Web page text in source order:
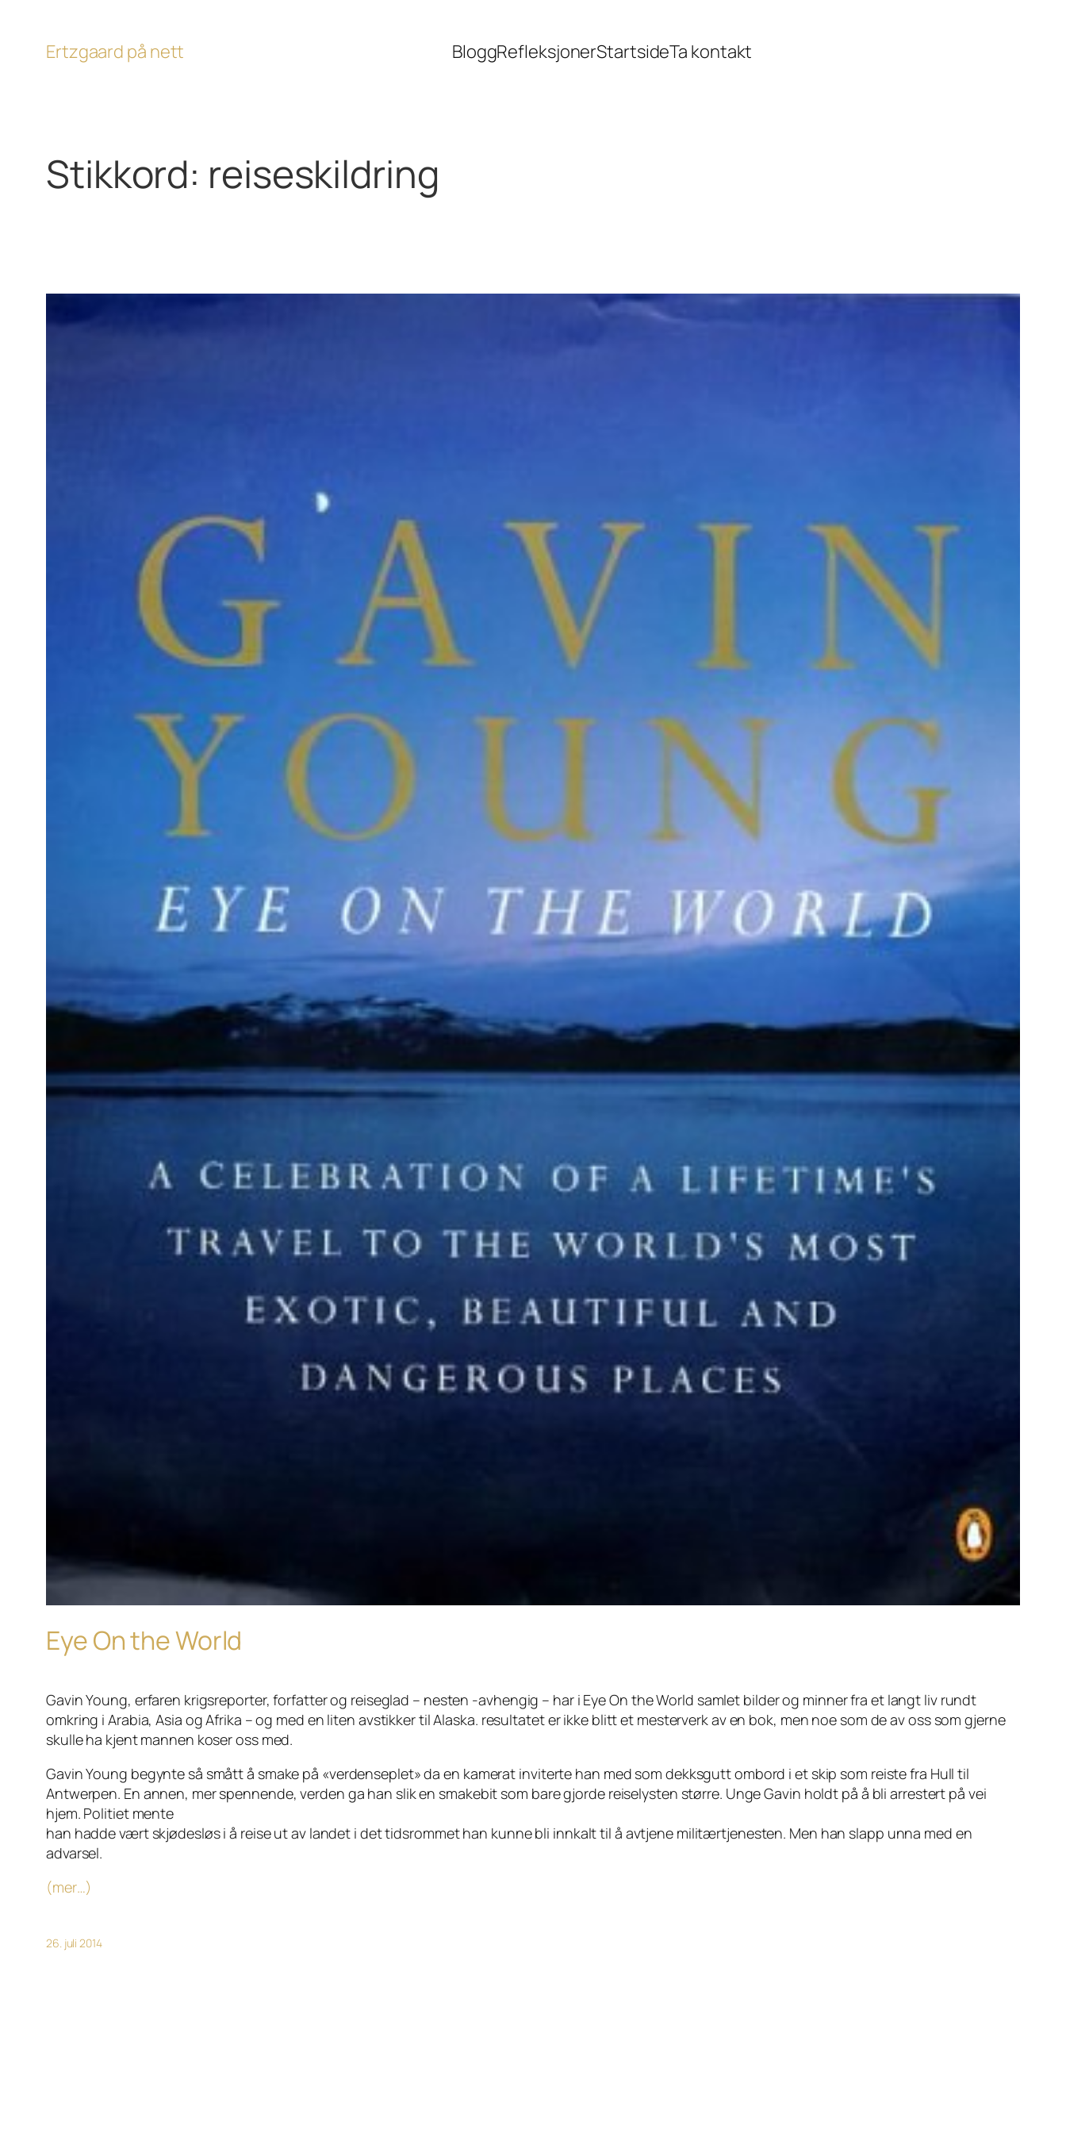
innhold
Ertzgaard på nett BloggRefleksjonerStartsideTa kontakt
Stikkord: reiseskildring
Eye On the World
Gavin Young, erfaren krigsreporter, forfatter og reiseglad – nesten -avhengig – har i Eye On the World samlet bilder og minner fra et langt liv rundt
omkring i Arabia, Asia og Afrika – og med en liten avstikker til Alaska. resultatet er ikke blitt et mesterverk av en bok, men noe som de av oss som gjerne
skulle ha kjent mannen koser oss med.
Gavin Young begynte så smått å smake på «verdenseplet» da en kamerat inviterte han med som dekksgutt ombord i et skip som reiste fra Hull til
Antwerpen. En annen, mer spennende, verden ga han slik en smakebit som bare gjorde reiselysten større. Unge Gavin holdt på å bli arrestert på vei
hjem. Politiet mente
han hadde vært skjødesløs i å reise ut av landet i det tidsrommet han kunne bli innkalt til å avtjene militærtjenesten. Men han slapp unna med en
advarsel.
(mer…)
26. juli 2014